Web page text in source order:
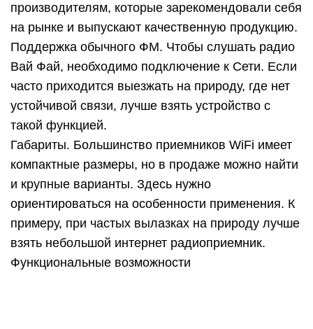
производителям, которые зарекомендовали себя
на рынке и выпускают качественную продукцию.
Поддержка обычного ФМ. Чтобы слушать радио
Вай Фай, необходимо подключение к Сети. Если
часто приходится выезжать на природу, где нет
устойчивой связи, лучше взять устройство с
такой функцией.
Габариты. Большинство приемников WiFi имеет
компактные размеры, но в продаже можно найти
и крупные варианты. Здесь нужно
ориентироваться на особенности применения. К
примеру, при частых вылазках на природу лучше
взять небольшой интернет радиоприемник.
Функциональные возможности